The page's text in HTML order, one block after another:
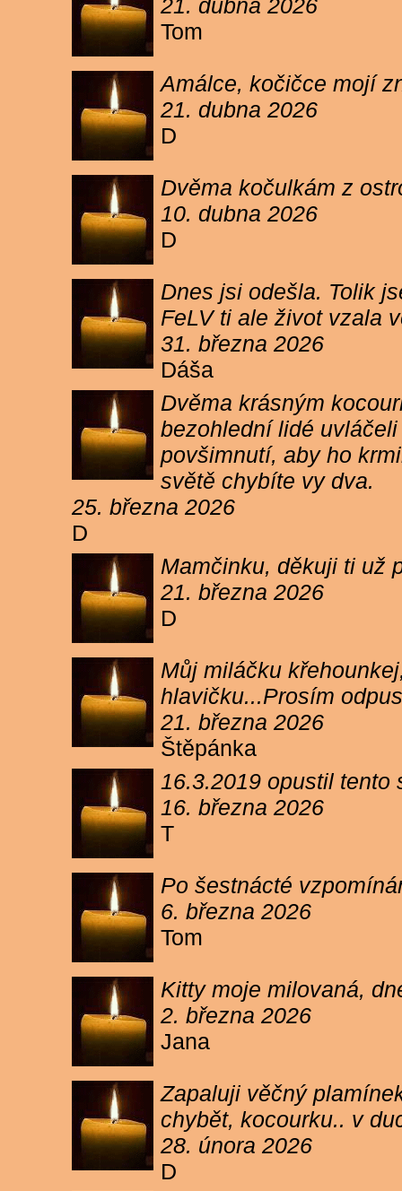
21. dubna 2026
Tom
Amálce, kočičce mojí
21. dubna 2026
D
Dvěma kočulkám z
10. dubna 2026
D
Dnes jsi odešla. Tolik
FeLV ti ale život vzala
31. března 2026
Dáša
Dvěma krásným
bezohlední lidé
povšimnutí, aby ho
světě chybíte vy dva.
25. března 2026
D
Mamčinku, děkuji ti už
21. března 2026
D
Můj miláčku
hlavičku...Prosím
21. března 2026
Štěpánka
16.3.2019 opustil
16. března 2026
T
Po šestnácté
6. března 2026
Tom
Kitty moje milovaná,
2. března 2026
Jana
Zapaluji věčný
chybět, kocourku.. v
28. února 2026
D